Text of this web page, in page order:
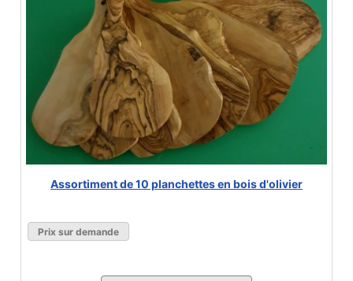
Assortiment de 10 planchettes en bois d'olivier
Prix sur demande